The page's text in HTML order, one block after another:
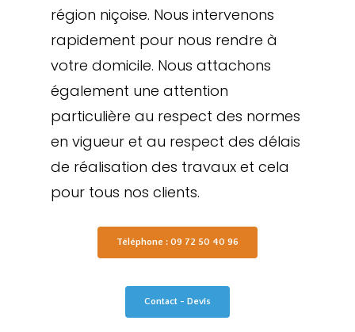
région niçoise. Nous intervenons
rapidement pour nous rendre à
votre domicile. Nous attachons
également une attention
particulière au respect des normes
en vigueur et au respect des délais
de réalisation des travaux et cela
pour tous nos clients.
Téléphone : 09 72 50 40 96
Contact - Devis